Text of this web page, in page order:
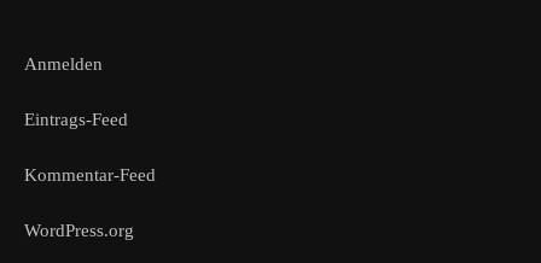
Anmelden
Eintrags-Feed
Kommentar-Feed
WordPress.org